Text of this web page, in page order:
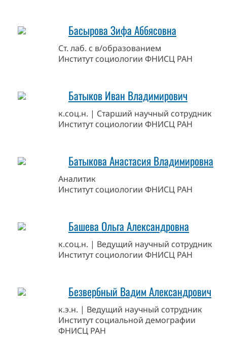
Басырова Зифа Аббясовна
Ст. лаб. с в/образованием
Институт социологии ФНИСЦ РАН
Батыков Иван Владимирович
к.соц.н. | Старший научный сотрудник
Институт социологии ФНИСЦ РАН
Батыкова Анастасия Владимировна
Аналитик
Институт социологии ФНИСЦ РАН
Башева Ольга Александровна
к.соц.н. | Ведущий научный сотрудник
Институт социологии ФНИСЦ РАН
Безвербный Вадим Александрович
к.э.н. | Ведущий научный сотрудник
Институт социальной демографии
ФНИСЦ РАН